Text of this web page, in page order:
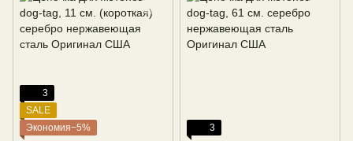
3
SALE
Экономия−5%
3